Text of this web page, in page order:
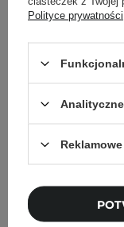
SkinTra - Mr.
Serum z
Polityce prywatności